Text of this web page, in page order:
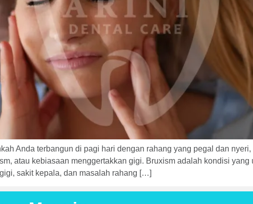
Anda terbangun di pagi hari dengan rahang yang pegal dan
atau kebiasaan menggertakkan gigi. Bruxism adalah kondisi
sakit kepala, dan masalah rahang […]